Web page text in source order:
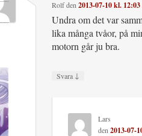
Rolfden 2013-07-10 kl. 12:03
Undra om det var
lika många tvåor, på
motorn går ju bra.
Svara ↓
Lars
den 2013-07-